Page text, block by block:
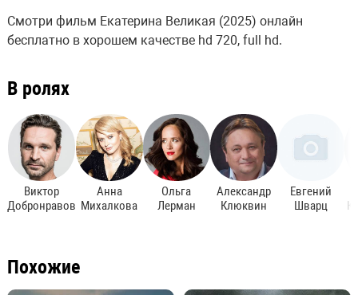
Смотри фильм Екатерина Великая (2025) онлайн
бесплатно в хорошем качестве hd 720, full hd.
В ролях
Виктор
Добронравов
Анна
Михалкова
Ольга
Лерман
Александр
Клюквин
Евгений
Шварц
Похожие